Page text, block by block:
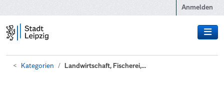
Anmelden
Kategorien Landwirtschaft, Fischerei,...